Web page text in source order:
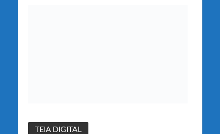
TEIA DIGITAL